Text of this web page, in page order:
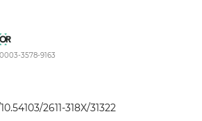
3578-9163
2611-318X/31322